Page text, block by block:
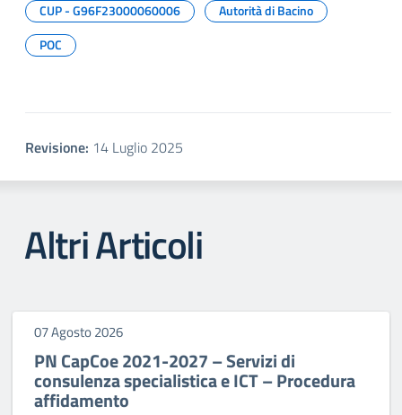
CUP - G96F23000060006
Autorità di Bacino
POC
Revisione: 14 Luglio 2025
Altri Articoli
07 Agosto 2026
PN CapCoe 2021-2027 – Servizi di
consulenza specialistica e ICT – Procedura
affidamento